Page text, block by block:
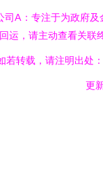
司A：专注于为政府及
运，请主动查看关联
若转载，请注明出处
更